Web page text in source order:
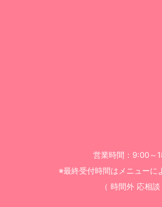
営業時間：9:00～
※最終受付時間はメニューに
（ 時間外 応相談